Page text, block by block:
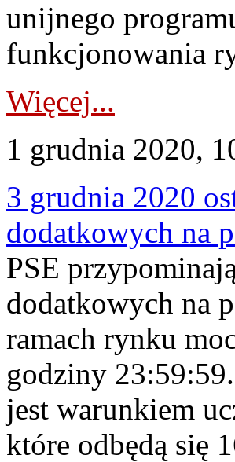
unijnego
funkcjonowania
Więcej...
1 grudnia 2020,
3 grudnia 2020
dodatkowych na
PSE
dodatkowych na
ramach rynku
godziny
jest warunkiem
które odbędą się